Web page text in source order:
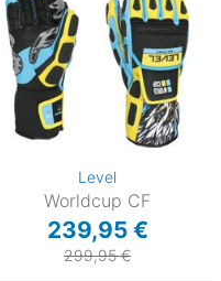
Level
Worldcup CF
239,95 €
299,95 €